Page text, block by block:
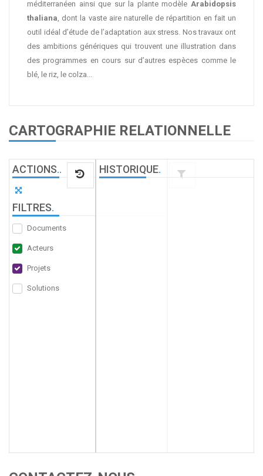
méditerranéen ainsi que sur la plante modèle Arabidopsis
thaliana, dont la vaste aire naturelle de répartition en fait un
outil idéal d’étude de l’adaptation aux stress. Nos travaux ont
des ambitions génériques qui trouvent une illustration dans
des programmes en cours sur d’autres espèces comme le
blé, le riz, le colza...
CARTOGRAPHIE RELATIONNELLE
ACTIONS..
FILTRES.
Documents
Acteurs
Projets
Solutions
HISTORIQUE.